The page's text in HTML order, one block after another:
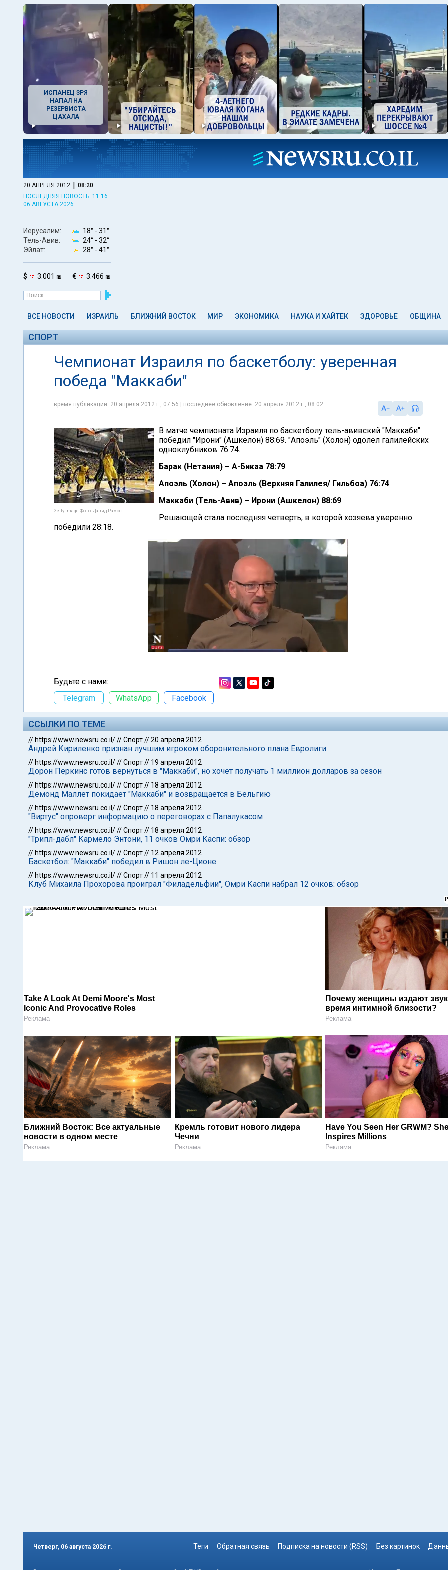
ИСПАНЕЦ ЗРЯ
НАПАЛ НА
РЕЗЕРВИСТА
ЦАХАЛА
20 АПРЕЛЯ 2012 | 08:20
ПОСЛЕДНЯЯ НОВОСТЬ: 11:16
06 АВГУСТА 2026
Иерусалим: 18° - 31°
Тель-Авив:
24° - 32°
Эйлат:
28° - 41°
$ 3.001 ₪ € 3.466 ₪
ВСЕ НОВОСТИ ИЗРАИЛЬ БЛИЖНИЙ ВОСТОК МИР ЭКОНОМИКА НАУКА И ХАЙТЕК ЗДОРОВЬЕ ОБЩИНА
СПОРТ
Чемпионат Израиля по баскетболу: уверенная
победа "Маккаби"
время публикации: 20 апреля 2012 г., 07:56 | последнее обновление: 20 апреля 2012 г., 08:02
Getty Image Фото: Давид Рамос
В матче чемпионата Израиля по баскетболу тель-авивский "Маккаби"
победил "Ирони" (Ашкелон) 88:69. "Апоэль" (Холон) одолел галилейских
одноклубников 76:74.
Барак (Нетания) – А-Бикаа 78:79
Апоэль (Холон) – Апоэль (Верхняя Галилея/ Гильбоа) 76:74
Маккаби (Тель-Авив) – Ирони (Ашкелон) 88:69
Решающей стала последняя четверть, в которой хозяева уверенно
победили 28:18.
Будьте с нами:
Telegram
WhatsApp Facebook
ССЫЛКИ ПО ТЕМЕ
// https://www.newsru.co.il///Спорт//20 апреля 2012
Андрей Кириленко признан лучшим игроком оборонительного плана Евролиги
// https://www.newsru.co.il///Спорт// 19 апреля 2012
Дорон Перкинс готов вернуться в "Маккаби", но хочет получать 1 миллион долларов за сезон
// https://www.newsru.co.il///Спорт// 18 апреля 2012
Демонд Маллет покидает "Маккаби" и возвращается в Бельгию
// https://www.newsru.co.il///Спорт// 18 апреля 2012
"Виртус" опроверг информацию о переговорах с Папалукасом
// https://www.newsru.co.il///Спорт// 18 апреля 2012
"Трипл-дабл" Кармело Энтони, 11 очков Омри Каспи: обзор
// https://www.newsru.co.il///Спорт// 12 апреля 2012
Баскетбол: "Маккаби" победил в Ришон ле-Ционе
// https://www.newsru.co.il///Спорт// 11 апреля 2012
Клуб Михаила Прохорова проиграл "Филадельфии", Омри Каспи набрал 12 очков: обзор
Take A Look At Demi Moore's Most
Iconic And Provocative Roles
Реклама
Почему женщины издают
время интимной близости?
Реклама
Ближний Восток: Все актуальные
новости в одном месте
Реклама
Кремль готовит нового лидера
Чечни
Реклама
Have You Seen Her GRWM?
Inspires Millions
Реклама
Четверг, 06 августа 2026 г. Теги Обратная связь Подписка на новости (RSS) Без картинок